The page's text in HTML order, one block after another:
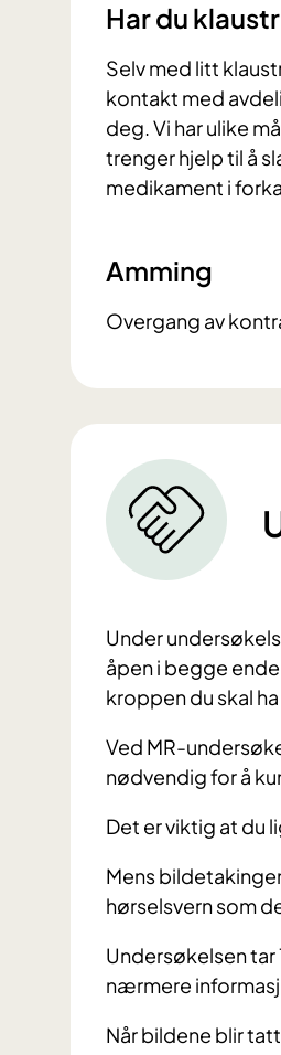
Har du
Selv med litt
kontakt med
deg. Vi har ulike
trenger hjelp til å
medikament i
Amming
Overgang av
Under
åpen i begge
kroppen du skal
Ved MR-
nødvendig for å
Det er viktig at du
Mens
hørselsvern som
Undersøkelsen tar
nærmere
Når bildene blir